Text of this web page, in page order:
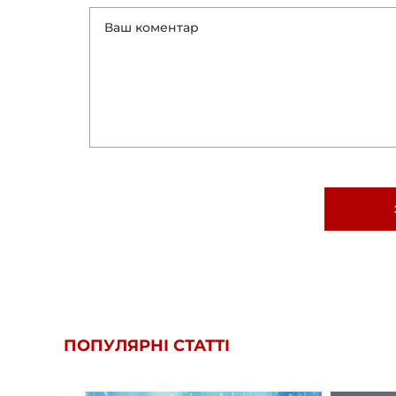
ПОПУЛЯРНІ СТАТТІ